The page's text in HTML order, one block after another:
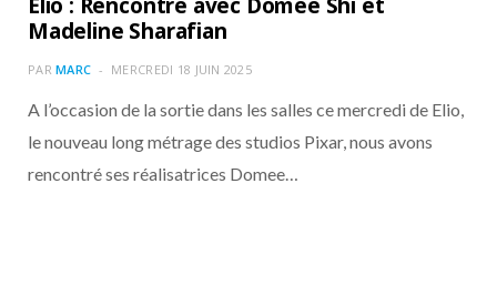
Madeline Sharafian
PAR MARC MERCREDI 18 JUIN 2025
A l’occasion de la sortie dans les salles ce mercredi de Elio,
le nouveau long métrage des studios Pixar, nous avons
rencontré ses réalisatrices Domee…